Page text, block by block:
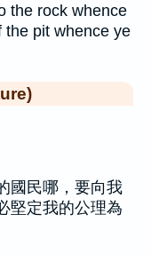
the rock whence
the pit whence ye
國民哪，要向我
堅定我的公理為